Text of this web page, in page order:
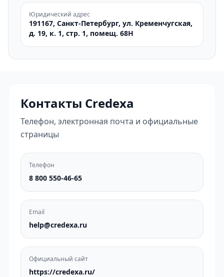
Юридический адрес
191167, Санкт-Петербург, ул. Кременчугская,
д. 19, к. 1, стр. 1, помещ. 68Н
Контакты Credexa
Телефон, электронная почта и официальные
страницы
Телефон
8 800 550-46-65
Email
help@credexa.ru
Официальный сайт
https://credexa.ru/